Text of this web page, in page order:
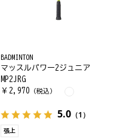
BADMINTON
マッスルパワー2ジュニア
MP2JRG
￥ 2,970 （税込）
5.0（1）
張上